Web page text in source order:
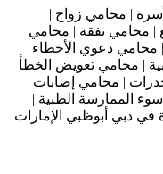
| محامي زواج |
| محامي نفقة | محامي
محامي دعوي الأخطاء
| محامي تعويض الخطأ
| محامي إصابات
الممارسة الطبية |
دبي أبوظبي الإمارات